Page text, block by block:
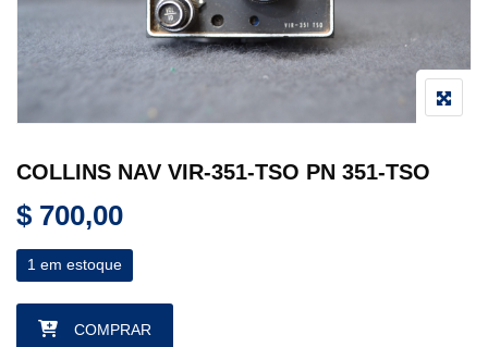
COLLINS NAV VIR-351-TSO PN 351-TSO
$ 700,00
1 em estoque
COLLINS NAV VIR-351-TSO PN 351-TSO quantidade
COMPRAR